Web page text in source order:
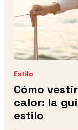
Estilo
Cómo
calor: la
estilo